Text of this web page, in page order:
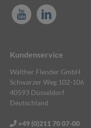
Kundenservice
Walther Flender GmbH
Schwarzer Weg 102-106
40593 Düsseldorf
Deutschland
+49 (0)211 70 07-00